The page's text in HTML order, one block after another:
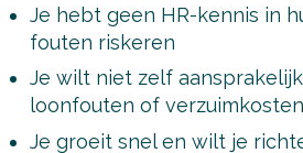
Je hebt geen HR-kennis in
fouten riskeren
Je wilt niet zelf
loonfouten of verzuimkosten
Je groeit snel en wilt je